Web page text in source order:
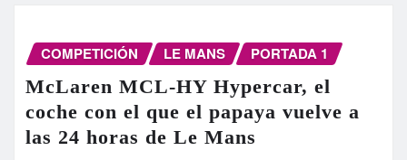
COMPETICIÓN LE MANS PORTADA 1
McLaren MCL-HY Hypercar, el
coche con el que el papaya vuelve a
las 24 horas de Le Mans